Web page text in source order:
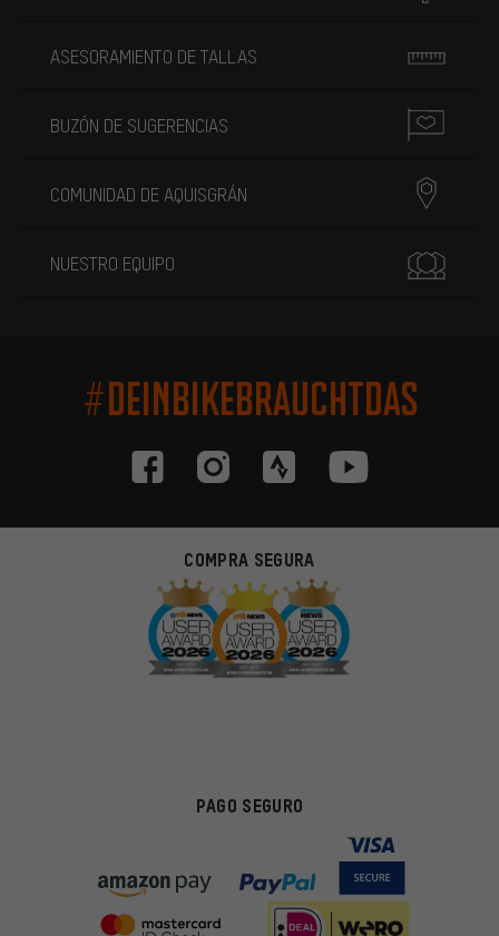
ASESORAMIENTO DE TALLAS
BUZÓN DE SUGERENCIAS
COMUNIDAD DE AQUISGRÁN
NUESTRO EQUIPO
#DEINBIKEBRAUCHTDAS
COMPRA SEGURA
PAGO SEGURO